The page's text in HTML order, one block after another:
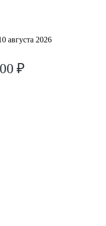
августа 2026
₽